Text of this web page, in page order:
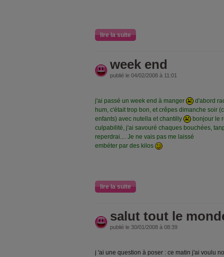
lire la suite
week end
publié le 04/02/2008 à 11:01
j'ai passé un week end à manger
d'abord
hum, c'était trop bon, et crêpes dimanche soir
enfants) avec nutella et chantilly
bonjour le
culpabilité, j'ai savouré chaques bouchées,
reperdrai.... Je ne vais pas me laissé
embéter par des kilos
lire la suite
salut tout le
publié le 30/01/2008 à 08:39
j 'ai une question à poser : ce matin j'ai voulu